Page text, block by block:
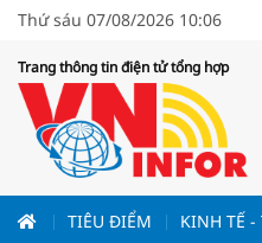
Thứ sáu 07/08/2026 10:06
Trang thông tin điện tử tổng hợp
TIÊU ĐIỂM KINH TẾ -